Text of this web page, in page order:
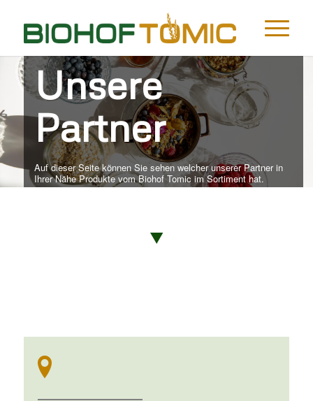
Unsere
Partner
Auf dieser Seite können Sie sehen welcher unserer Partner in
Ihrer Nähe Produkte vom Biohof Tomic im Sortiment hat.